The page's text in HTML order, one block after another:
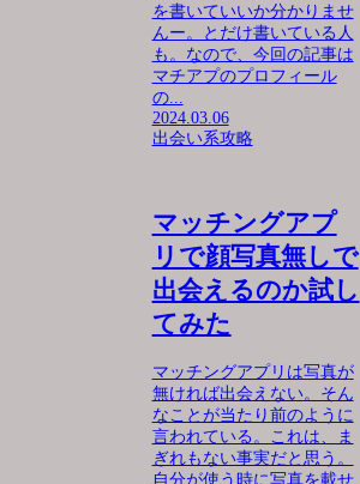
を書いていいか分かりませ
んー。とだけ書いている人
も。なので、今回の記事は
マチアプのプロフィール
の...
2024.03.06
出会い系攻略
マッチングアプ
リで顔写真無しで
出会えるのか試し
てみた
マッチングアプリは写真が
無ければ出会えない。そん
なことが当たり前のように
言われている。これは、ま
ぎれもない事実だと思う。
自分が使う時に写真を載せ